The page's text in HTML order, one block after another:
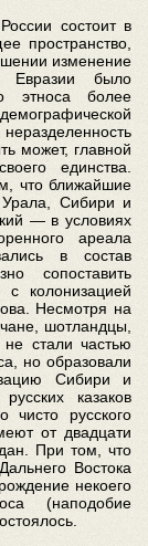
состоит в
пространство,
изменение
Евразии было
этноса более
может, главной
единства.
что ближайшие
Урала, Сибири и
— в условиях
ареала
в состав
сопоставить
колонизацией
Несмотря на
шотландцы,
стали частью
но образовали
Сибири и
казаков
чисто русского
от двадцати
При том, что
Востока
некоего
(наподобие